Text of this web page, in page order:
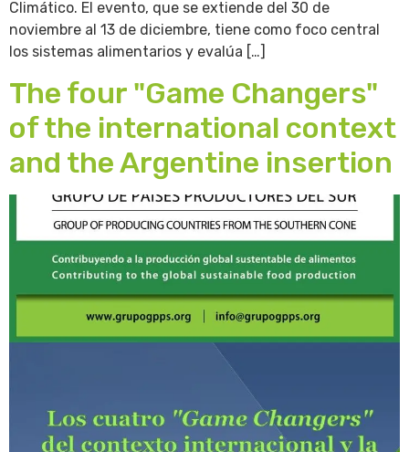
Climático. El evento, que se extiende del 30 de
noviembre al 13 de diciembre, tiene como foco central
los sistemas alimentarios y evalúa […]
The four "Game Changers"
of the international context
and the Argentine insertion